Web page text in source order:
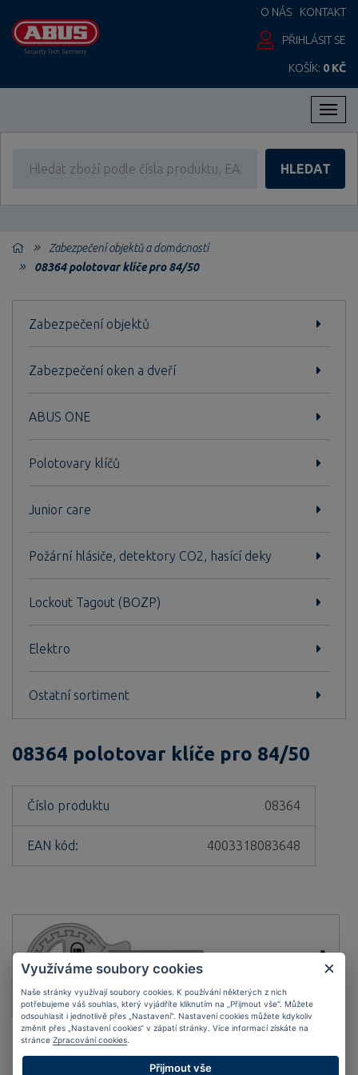
O NÁS KONTAKT
PŘIHLÁSIT SE
KOŠÍK: 0 KČ
HLEDAT
Zabezpečení objektů a domácností
08364 polotovar klíče pro 84/50
Zabezpečení objektů
Zabezpečení oken a dveří
ABUS ONE
Polotovary klíčů
Junior care
Požární hlásiče, detektory CO2, hasící deky
Lockout Tagout (BOZP)
Elektro
Ostatní sortiment
08364 polotovar klíče pro 84/50
Číslo produktu 08364
EAN kód: 4003318083648
Kompletní specifikace
Využíváme soubory cookies
Naše stránky využívají soubory cookies. K používání některých z nich
potřebujeme váš souhlas, který vyjádříte kliknutím na „Přijmout vše“. Můžete
odsouhlasit i jednotlivě přes „Nastavení“. Nastavení cookies můžete kdykoliv
změnit přes „Nastavení cookies“ v zápatí stránky. Více informací získáte na
stránce Zpracování cookies
Přijmout vše